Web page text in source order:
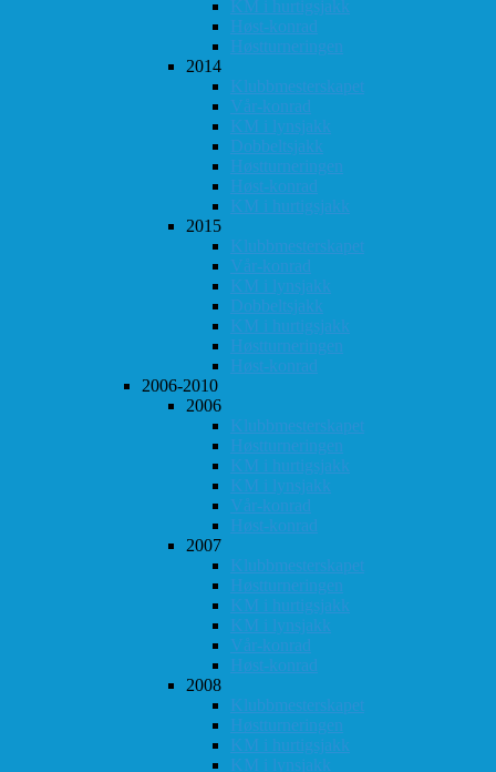
KM i hurtigsjakk
Høst-konrad
Høstturneringen
2014
Klubbmesterskapet
Vår-konrad
KM i lynsjakk
Dobbeltsjakk
Høstturneringen
Høst-konrad
KM i hurtigsjakk
2015
Klubbmesterskapet
Vår-konrad
KM i lynsjakk
Dobbeltsjakk
KM i hurtigsjakk
Høstturneringen
Høst-konrad
2006-2010
2006
Klubbmesterskapet
Høstturneringen
KM i hurtigsjakk
KM i lynsjakk
Vår-konrad
Høst-konrad
2007
Klubbmesterskapet
Høstturneringen
KM i hurtigsjakk
KM i lynsjakk
Vår-konrad
Høst-konrad
2008
Klubbmesterskapet
Høstturneringen
KM i hurtigsjakk
KM i lynsjakk